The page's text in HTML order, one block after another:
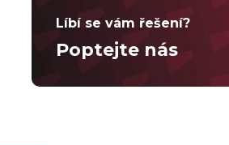
Líbí se vám řešení?
Poptejte nás